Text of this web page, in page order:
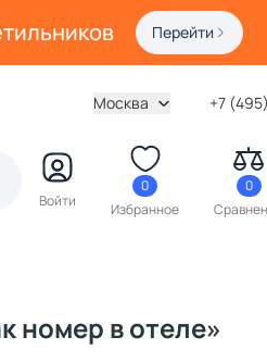
Перейти
Москва +7
Войти
0
Избранное
0
номер в отеле»